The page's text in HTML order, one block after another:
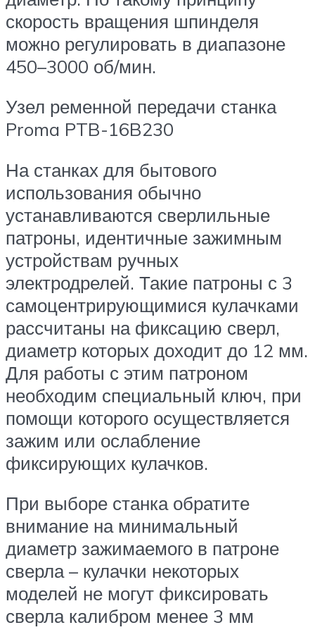
скорость вращения шпинделя
можно регулировать в диапазоне
450–3000 об/мин.
Узел ременной передачи станка
Proma PTB-16B230
На станках для бытового
использования обычно
устанавливаются сверлильные
патроны, идентичные зажимным
устройствам ручных
электродрелей. Такие патроны с 3
самоцентрирующимися кулачками
рассчитаны на фиксацию сверл,
диаметр которых доходит до 12 мм.
Для работы с этим патроном
необходим специальный ключ, при
помощи которого осуществляется
зажим или ослабление
фиксирующих кулачков.
При выборе станка обратите
внимание на минимальный
диаметр зажимаемого в патроне
сверла – кулачки некоторых
моделей не могут фиксировать
сверла калибром менее 3 мм